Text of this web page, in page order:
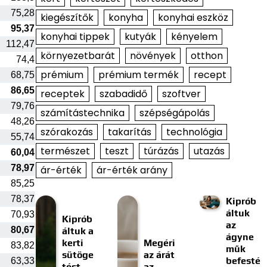
75,28
95,37
112,47
74,4
68,75
86,65
79,76
48,26
55,74
60,04
78,97
85,25
78,37
70,93
80,67
83,82
63,33
kiegészítők
konyha
konyhai eszköz
konyhai tippek
kutyák
kényelem
környezetbarát
növények
otthon
prémium
prémium termék
recept
receptek
szabadidő
szoftver
számítástechnika
szépségápolás
szórakozás
takarítás
technológia
természet
teszt túrázás
utazás
ár-érték
ár-érték arány
Kiprób
áltuk a
kerti
sütöge
Megéri
az árát
Kiprób
áltuk
az
ágyne
műk
befesté